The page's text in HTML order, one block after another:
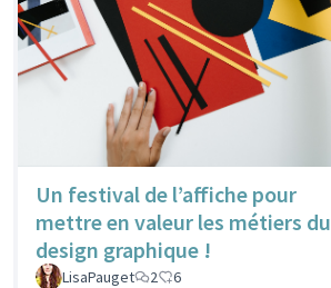
Un festival de l’affiche pour
mettre en valeur les métiers du
design graphique !
LisaPauget 2 6